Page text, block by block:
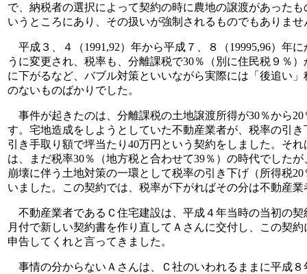
で、納税者の選択によって契約の時に農地の譲渡があった
いうところにあり、その扱いが強制されるものでもありませ
平成３、４（1991,92）年から平成７、８（19995,96）年
うに変更され、税率も、分離課税で30％（別に住民税９％
に下がるなど、バブル対策といいながら実際には「後追い
のないものばかりでした。
事件が起きたのは、分離課税の土地譲渡所得が30％から
す。宅地造成をしようとしていた不動産業者が、税率の引
引き手取り額で坪当たり40万円という契約をしました。そ
は、まだ税率30％（地方税と合わせて39％）の時代でした
崩壊に伴う土地対策の一環として税率の引き下げ（所得税
いました。この契約では、税率が下がればその分は不動産
不動産業者であるＣ住宅建設は、平成４年当時の当初の
月付で新しい契約書を作り直してＡさんに交付し、この契
申告してくれと言ってきました。
事情の分からないＡさんは、Ｃ社のいわれるままに平成